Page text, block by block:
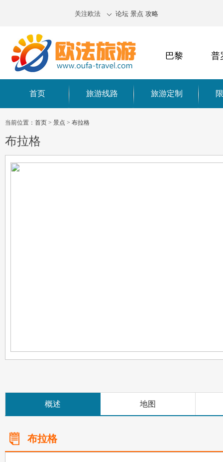
关注欧法 论坛 景点 攻略
巴黎 普
首页 旅游线路 旅游定制
当前位置： 首页 > 景点 > 布拉格
布拉格
概述 地图
布拉格